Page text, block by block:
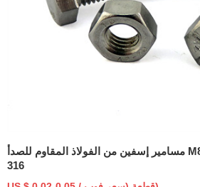
مسامير إسفين من الفولاذ المقاوم للصدأ M8 F1554 درجة 36 Ss
316